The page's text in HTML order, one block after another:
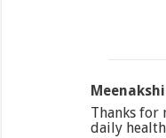
Thanks for
daily